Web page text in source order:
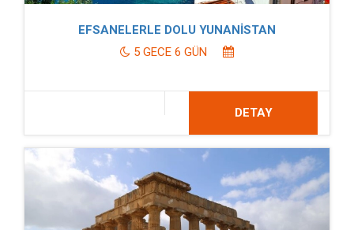
EFSANELERLE DOLU YUNANİSTAN
5 GECE 6 GÜN
DETAY